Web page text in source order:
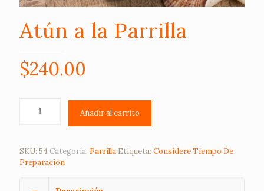
Atún a la Parrilla
$240.00
Añadir al carrito
SKU: 54 Categoría: Parrilla Etiqueta: Considere Tiempo De
Preparación